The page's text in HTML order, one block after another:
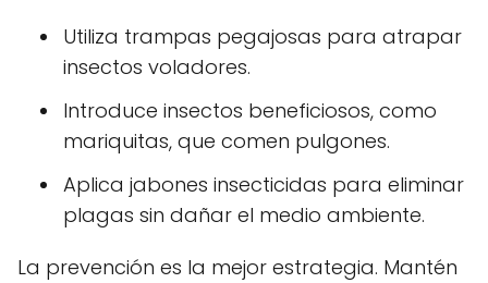
Utiliza trampas pegajosas para atrapar
insectos voladores.
Introduce insectos beneficiosos, como
mariquitas, que comen pulgones.
Aplica jabones insecticidas para eliminar
plagas sin dañar el medio ambiente.
La prevención es la mejor estrategia. Mantén